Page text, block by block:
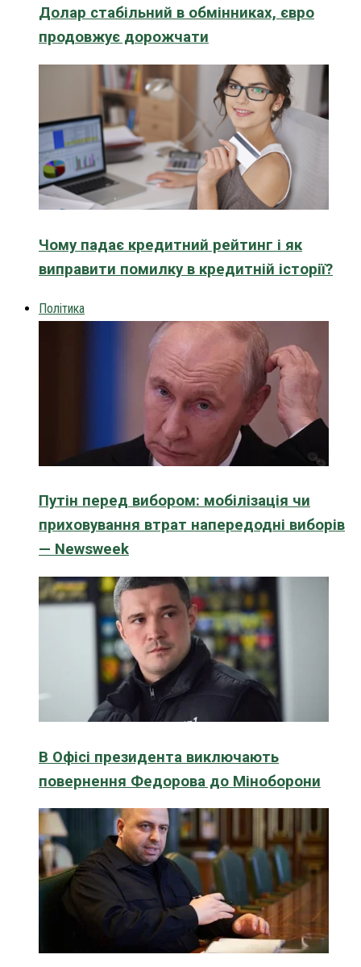
Долар стабільний в обмінниках, євро
продовжує дорожчати
Чому падає кредитний рейтинг і як
виправити помилку в кредитній історії?
Політика
Путін перед вибором: мобілізація чи
приховування втрат напередодні виборів
— Newsweek
В Офісі президента виключають
повернення Федорова до Міноборони